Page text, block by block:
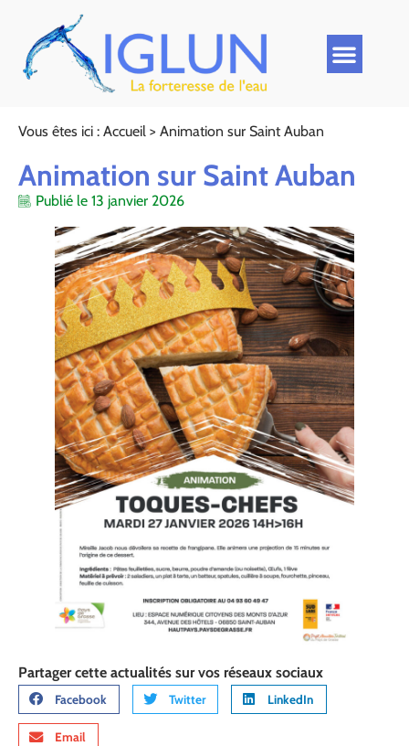
Vous êtes ici : Accueil > Animation sur Saint Auban
Animation sur Saint Auban
Publié le 13 janvier 2026
Partager cette actualités sur vos réseaux sociaux
Facebook Twitter LinkedIn
Email